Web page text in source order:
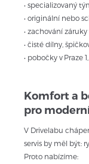
• specializovaný
• originální nebo
• zachování
• čisté dílny,
• pobočky v Praze
Komfort a
pro
V Drivelabu
servis by měl být:
Proto nabízíme: